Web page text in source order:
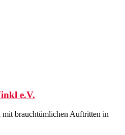
e.V.
brauchtümlichen Auftritten in